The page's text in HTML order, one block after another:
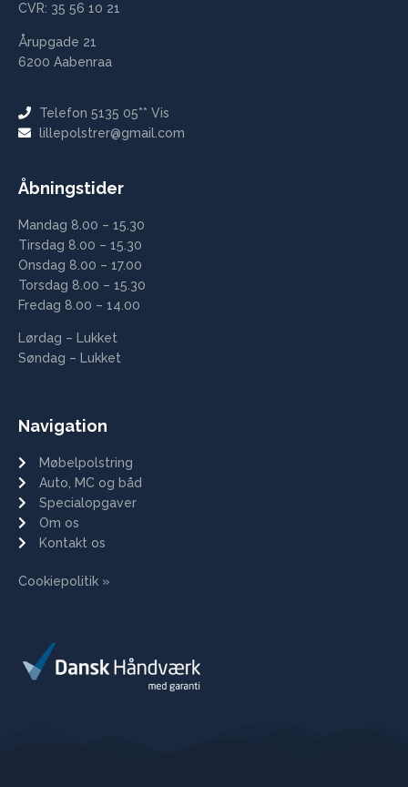
CVR: 35 56 10 21
Årupgade 21
6200 Aabenraa
Telefon 5135 05** Vis
lillepolstrer@gmail.com
Åbningstider
Mandag 8.00 – 15.30
Tirsdag 8.00 – 15.30
Onsdag 8.00 – 17.00
Torsdag 8.00 – 15.30
Fredag 8.00 – 14.00
Lørdag – Lukket
Søndag – Lukket
Navigation
Møbelpolstring
Auto, MC og båd
Specialopgaver
Om os
Kontakt os
Cookiepolitik »